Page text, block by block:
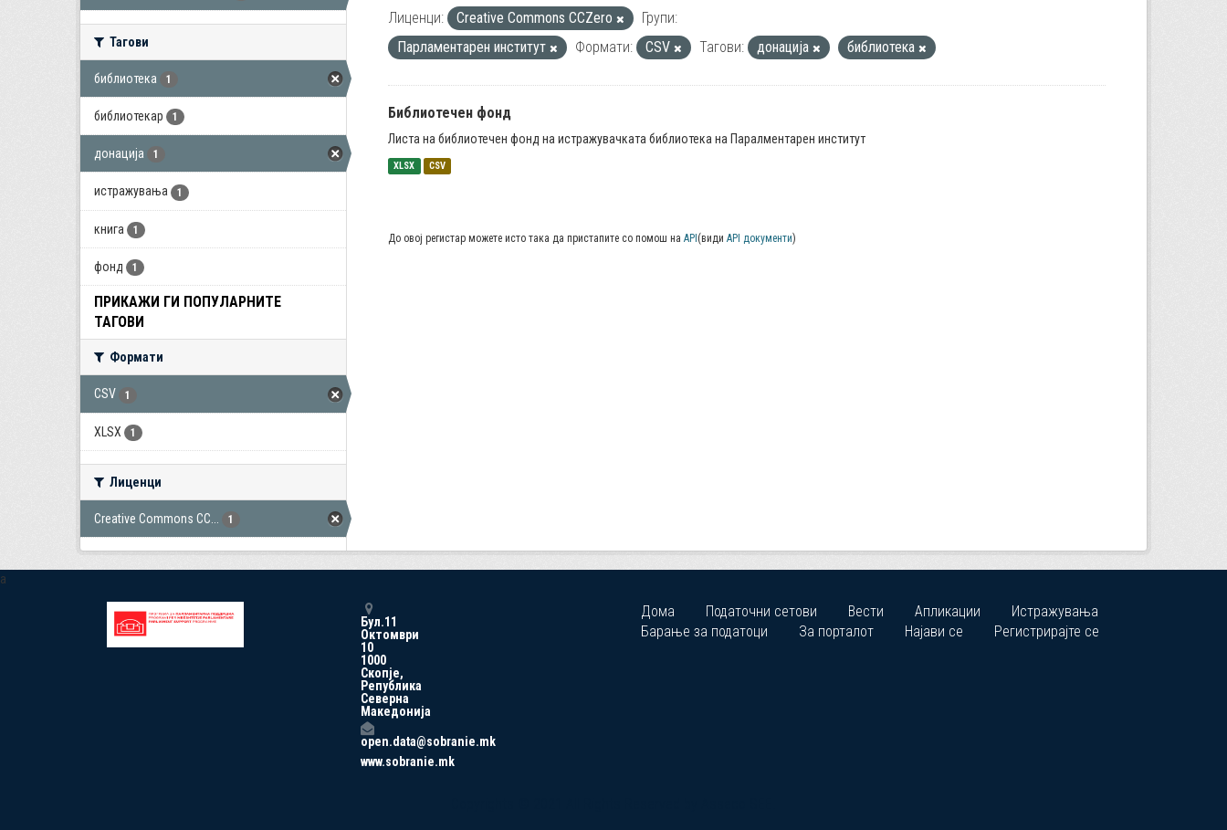
Тагови
библиотека 1
библиотекар 1
донација 1
истражувања 1
книга 1
фонд 1
ПРИКАЖИ ГИ ПОПУЛАРНИТЕ
ТАГОВИ
Формати
CSV 1
XLSX 1
Лиценци
Creative Commons CC... 1
Лиценци: Creative Commons CCZero
Групи:
Парламентарен институт
Формати: CSV Тагови: донација библиотека
Библиотечен фонд
Листа на библиотечен фонд на истражувачката библиотека на Паралментарен институт
XLSX CSV
До овој регистар можете исто така да пристапите со помош на API (види API документи)
a
Бул.11
Октомври
10
1000
Скопје,
Република
Северна
Македонија
open.data@sobranie.mk
www.sobranie.mk
Дома Податочни сетови Вести Апликации
Истражувања
Барање за податоци
За порталот Најави се Регистрирајте се